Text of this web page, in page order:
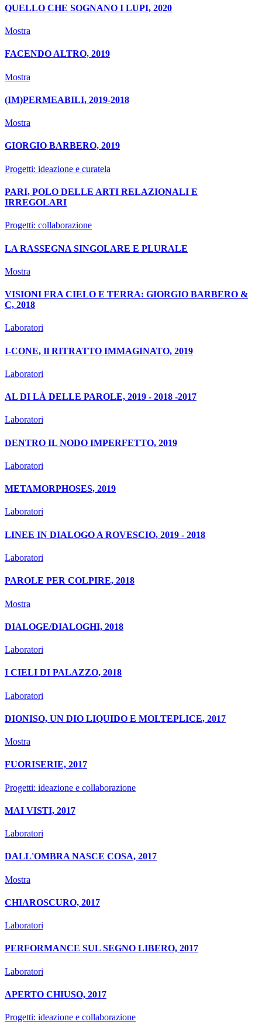
QUELLO CHE SOGNANO I LUPI, 2020
Mostra
FACENDO ALTRO, 2019
Mostra
(IM)PERMEABILI, 2019-2018
Mostra
GIORGIO BARBERO, 2019
Progetti: ideazione e curatela
PARI, POLO DELLE ARTI RELAZIONALI E
IRREGOLARI
Progetti: collaborazione
LA RASSEGNA SINGOLARE E PLURALE
Mostra
VISIONI FRA CIELO E TERRA: GIORGIO BARBERO &
C, 2018
Laboratori
I-CONE, Il RITRATTO IMMAGINATO, 2019
Laboratori
AL DI LÀ DELLE PAROLE, 2019 - 2018 -2017
Laboratori
DENTRO IL NODO IMPERFETTO, 2019
Laboratori
METAMORPHOSES, 2019
Laboratori
LINEE IN DIALOGO A ROVESCIO, 2019 - 2018
Laboratori
PAROLE PER COLPIRE, 2018
Mostra
DIALOGE/DIALOGHI, 2018
Laboratori
I CIELI DI PALAZZO, 2018
Laboratori
DIONISO, UN DIO LIQUIDO E MOLTEPLICE, 2017
Mostra
FUORISERIE, 2017
Progetti: ideazione e collaborazione
MAI VISTI, 2017
Laboratori
DALL'OMBRA NASCE COSA, 2017
Mostra
CHIAROSCURO, 2017
Laboratori
PERFORMANCE SUL SEGNO LIBERO, 2017
Laboratori
APERTO CHIUSO, 2017
Progetti: ideazione e collaborazione